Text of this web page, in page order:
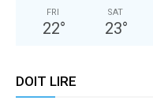
FRI
22°
SAT
23°
DOIT LIRE